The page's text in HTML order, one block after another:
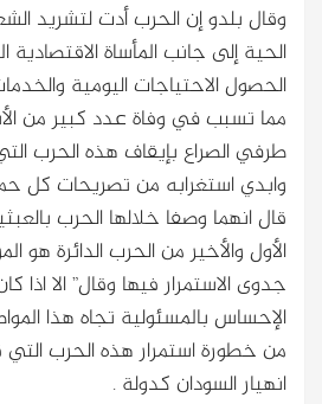
وقال بلدو إن الحرب أدت لتشريد
الحية إلى جانب المأساة
الحصول الاحتياجات اليومية
مما تسبب في وفاة عدد كبير من
طرفي الصراع بإيقاف هذه الحرب
وابدي استغرابه من تصريحات كل
قال انهما وصفا خلالها الحرب
الأول والأخير من الحرب الدائرة هو
جدوى الاستمرار فيها وقال” الا اذا
الإحساس بالمسئولية تجاه هذا
من خطورة استمرار هذه الحرب التي
انهيار السودان كدولة .